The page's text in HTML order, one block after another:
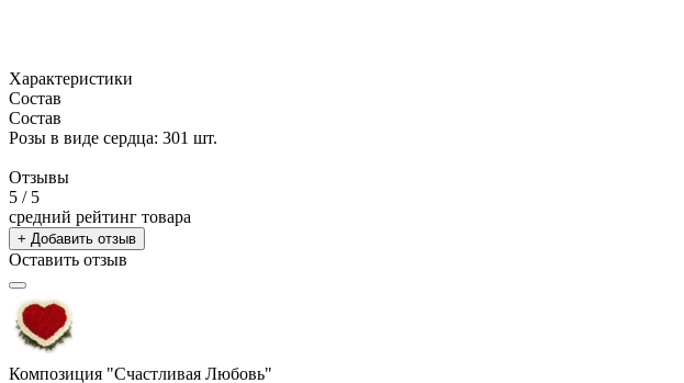
Характеристики
Состав
Состав
Розы в виде сердца: 301 шт.
Отзывы
5 / 5
средний рейтинг товара
+ Добавить отзыв
Оставить отзыв
Композиция "Счастливая Любовь"